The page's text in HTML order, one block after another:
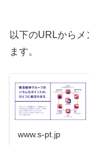
以下のURLから
ます。
www.s-pt.jp